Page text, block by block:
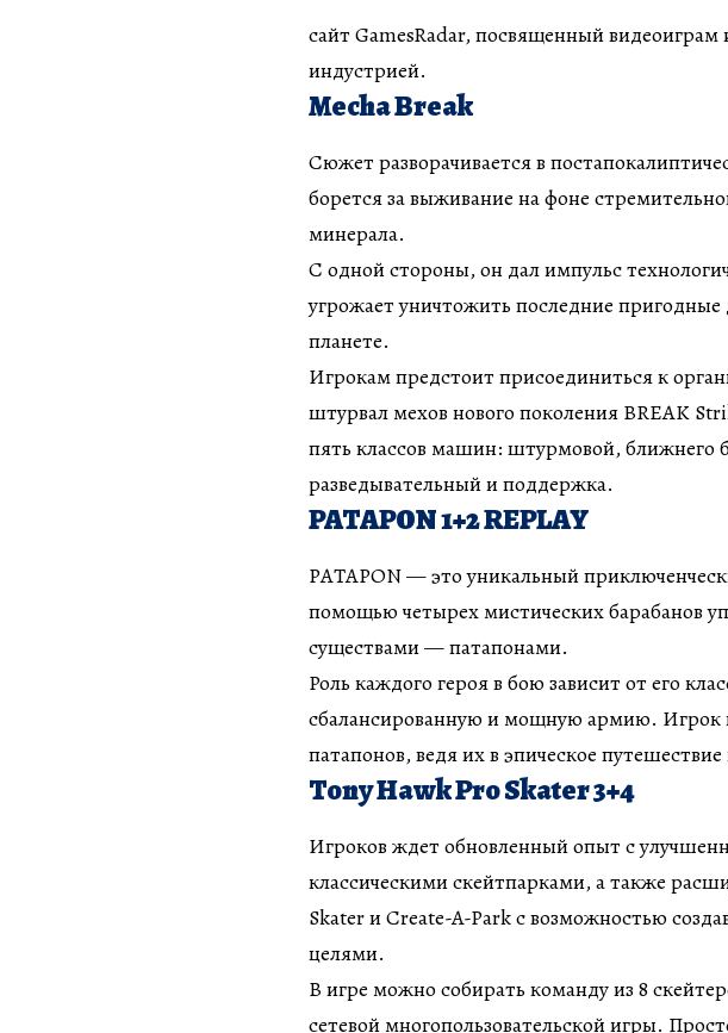
сайт GamesRadar, посвященный видеоиграм
индустрией.
Mecha Break
Сюжет разворачивается в
борется за выживание на фоне
минерала.
С одной стороны, он дал импульс
угрожает уничтожить последние
планете.
Игрокам предстоит присоединиться к
штурвал мехов нового поколения BREAK
пять классов машин: штурмовой, ближнего
разведывательный и поддержка.
PATAPON 1+2 REPLAY
PATAPON — это уникальный
помощью четырех мистических барабанов
существами — патапонами.
Роль каждого героя в бою зависит от его
сбалансированную и мощную армию. Игрок
патапонов, ведя их в эпическое
Tony Hawk Pro Skater 3+4
Игроков ждет обновленный опыт с
классическими скейтпарками, а также
Skater и Create-A-Park с возможностью
целями.
В игре можно собирать команду из 8
сетевой многопользовательской игры.